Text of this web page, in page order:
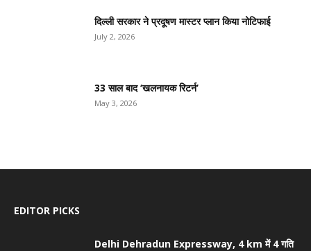
दिल्ली सरकार ने प्रदूषण मास्टर प्लान किया नोटिफाई
July 2, 2026
33 साल बाद ‘खलनायक रिटर्न’
May 3, 2026
EDITOR PICKS
Delhi Dehradun Expressway, 4 km में 4 गति